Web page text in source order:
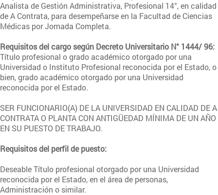
Analista de Gestión Administrativa, Profesional 14°, en calidad
de A Contrata, para desempeñarse en la Facultad de Ciencias
Médicas por Jornada Completa.
Requisitos del cargo según Decreto Universitario N° 1444/ 96:
Título profesional o grado académico otorgado por una
Universidad o Instituto Profesional reconocida por el Estado, o
bien, grado académico otorgado por una Universidad
reconocida por el Estado.
SER FUNCIONARIO(A) DE LA UNIVERSIDAD EN CALIDAD DE A
CONTRATA O PLANTA CON ANTIGÜEDAD MÍNIMA DE UN AÑO
EN SU PUESTO DE TRABAJO.
Requisitos del perfil de puesto:
Deseable Título profesional otorgado por una Universidad
reconocida por el Estado, en el área de personas,
Administración o similar.